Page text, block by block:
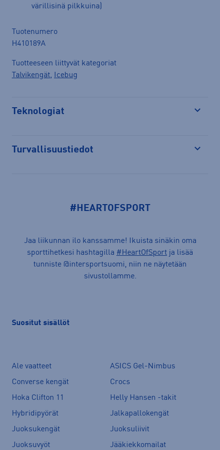
värillisinä pilkkuina)
Tuotenumero
H410189A
Tuotteeseen liittyvät kategoriat
Talvikengät, Icebug
Teknologiat
Turvallisuustiedot
#HEARTOFSPORT
Jaa liikunnan ilo kanssamme! Ikuista sinäkin oma
sporttihetkesi hashtagilla #HeartOfSport ja lisää
tunniste @intersportsuomi, niin ne näytetään
sivustollamme.
Suositut sisällöt
Ale vaatteet
ASICS Gel-Nimbus
Converse kengät
Crocs
Hoka Clifton 11
Helly Hansen -takit
Hybridipyörät
Jalkapallokengät
Juoksukengät
Juoksuliivit
Juoksuvyöt
Jääkiekkomailat